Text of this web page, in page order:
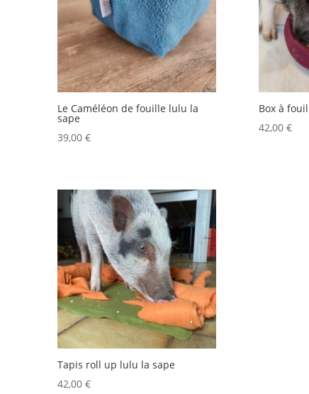
Le Caméléon de fouille lulu la
sape
39,00 €
Box à
42,00 €
Tapis roll up lulu la sape
42,00 €